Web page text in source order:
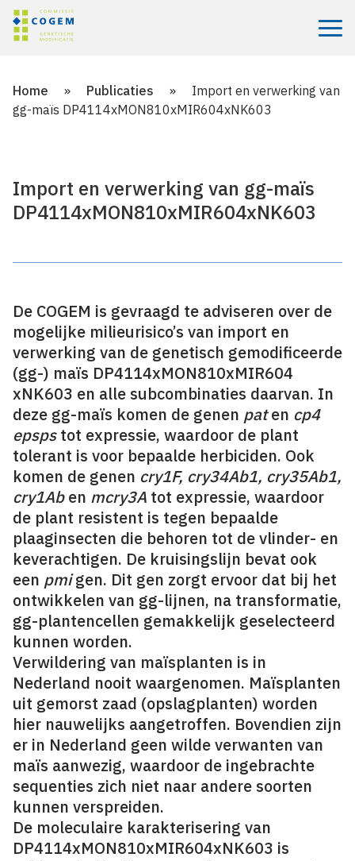
Menu
Home » Publicaties »
Import en verwerking van
gg-maïs DP4114xMON810xMIR604xNK603
Import en verwerking van gg-maïs
DP4114xMON810xMIR604xNK603
De COGEM is gevraagd te adviseren over de
mogelijke milieurisico’s van import en
verwerking van de genetisch gemodificeerde
(gg-) maïs DP4114xMON810xMIR604
xNK603 en alle subcombinaties daarvan. In
deze gg-maïs komen de genen paten cp4
epspstot expressie, waardoor de plant
tolerant is voor bepaalde herbiciden. Ook
komen de genen cry1F, cry34Ab1, cry35Ab1,
cry1Aben mcry3A tot expressie, waardoor
de plant resistent is tegen bepaalde
plaaginsecten die behoren tot de vlinder- en
keverachtigen. De kruisingslijn bevat ook
een pmigen. Dit gen zorgt ervoor dat bij het
ontwikkelen van gg-lijnen, na transformatie,
gg-plantencellen gemakkelijk geselecteerd
kunnen worden.
Verwildering van maïsplanten is in
Nederland nooit waargenomen. Maïsplanten
uit gemorst zaad (opslagplanten) worden
hier nauwelijks aangetroffen. Bovendien zijn
er in Nederland geen wilde verwanten van
maïs aanwezig, waardoor de ingebrachte
sequenties zich niet naar andere soorten
kunnen verspreiden.
De moleculaire karakterisering van
DP4114xMON810xMIR604xNK603 is